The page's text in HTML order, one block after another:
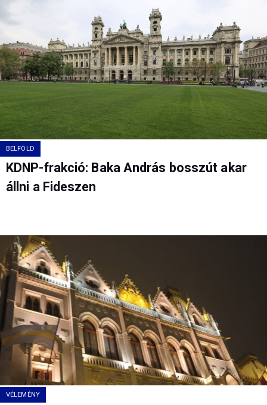
BELFÖLD
KDNP-frakció: Baka András bosszút akar
állni a Fideszen
VÉLEMÉNY